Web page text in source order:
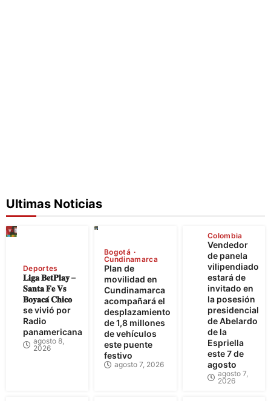
Ultimas Noticias
Deportes
𝐋𝐢𝐠𝐚 𝐁𝐞𝐭𝐏𝐥𝐚𝐲 –
𝐒𝐚𝐧𝐭𝐚 𝐅𝐞 𝐕𝐬
𝐁𝐨𝐲𝐚𝐜𝐚́ 𝐂𝐡𝐢𝐜𝐨
se vivió por
Radio
panamericana
agosto 8,
2026
Bogotá
Cundinamarca
Plan de
movilidad en
Cundinamarca
acompañará el
desplazamiento
de 1,8 millones
de vehículos
este puente
festivo
agosto 7, 2026
Colombia
Vendedor
de panela
vilipendiado
estará de
invitado en
la posesión
presidencial
de Abelardo
de la
Espriella
este 7 de
agosto
agosto 7,
2026